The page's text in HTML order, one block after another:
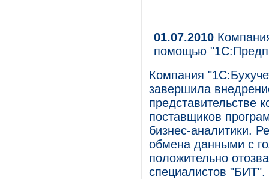
01.07.2010
помощью
Компания
завершила
представительстве
поставщиков
бизнес-аналитики.
обмена данными с
положительно
специалистов "БИТ".